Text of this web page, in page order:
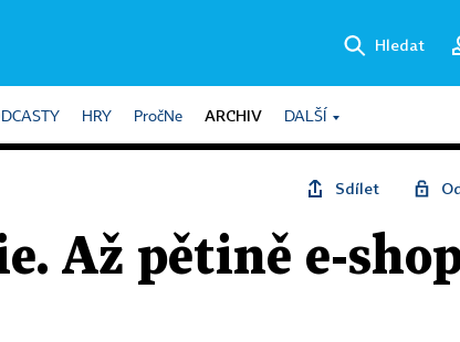
Hledat
HRY PročNe ARCHIV DALŠÍ
Sdílet
Až pětině e-